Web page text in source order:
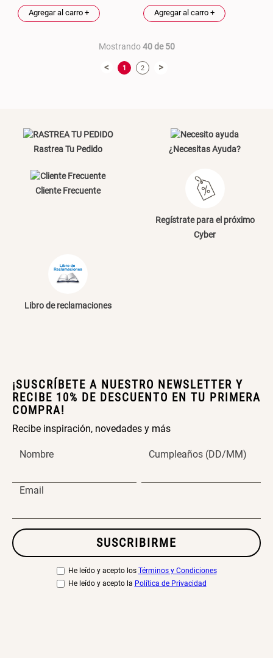
Agregar al carro + Agregar al carro +
Mostrando40 de 50
< 1 2 >
Rastrea Tu Pedido ¿Necesitas Ayuda?
Cliente Frecuente
Regístrate para el próximo
Cyber
Libro de reclamaciones
¡SUSCRÍBETE A NUESTRO NEWSLETTER Y
RECIBE 10% DE DESCUENTO EN TU PRIMERA
COMPRA!
Recibe inspiración, novedades y más
Nombre Cumpleaños (DD/MM)
Email
SUSCRIBIRME
He leído y acepto los Términos y Condiciones
He leído y acepto la Política de Privacidad